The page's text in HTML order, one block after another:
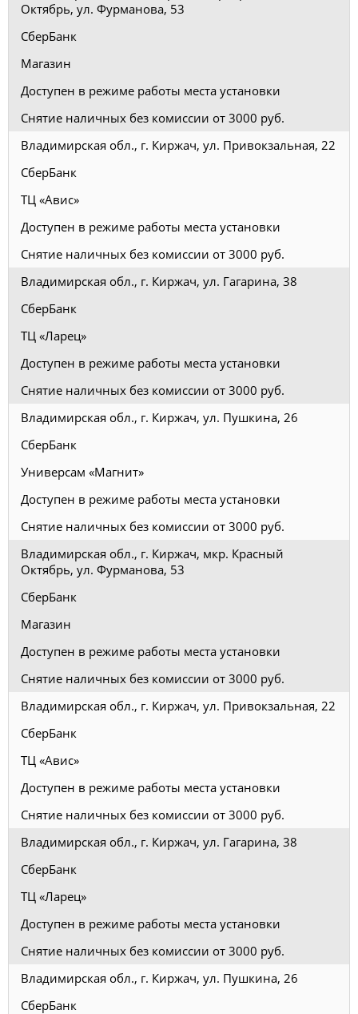
Октябрь, ул. Фурманова, 53
СберБанк
Магазин
Доступен в режиме работы места установки
Снятие наличных без комиссии от 3000 руб.
Владимирская обл., г. Киржач, ул. Привокзальная, 22
СберБанк
ТЦ «Авис»
Доступен в режиме работы места установки
Снятие наличных без комиссии от 3000 руб.
Владимирская обл., г. Киржач, ул. Гагарина, 38
СберБанк
ТЦ «Ларец»
Доступен в режиме работы места установки
Снятие наличных без комиссии от 3000 руб.
Владимирская обл., г. Киржач, ул. Пушкина, 26
СберБанк
Универсам «Магнит»
Доступен в режиме работы места установки
Снятие наличных без комиссии от 3000 руб.
Владимирская обл., г. Киржач, мкр. Красный
Октябрь, ул. Фурманова, 53
СберБанк
Магазин
Доступен в режиме работы места установки
Снятие наличных без комиссии от 3000 руб.
Владимирская обл., г. Киржач, ул. Привокзальная, 22
СберБанк
ТЦ «Авис»
Доступен в режиме работы места установки
Снятие наличных без комиссии от 3000 руб.
Владимирская обл., г. Киржач, ул. Гагарина, 38
СберБанк
ТЦ «Ларец»
Доступен в режиме работы места установки
Снятие наличных без комиссии от 3000 руб.
Владимирская обл., г. Киржач, ул. Пушкина, 26
СберБанк